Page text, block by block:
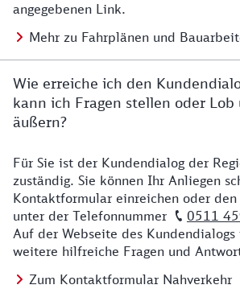
angegebenen Link.
Mehr zu Fahrplänen und
Wie erreiche ich den
kann ich Fragen stellen oder
äußern?
Details zu Kontakt
Für Sie ist der Kundendialog der
zuständig. Sie können Ihr Anliegen
Kontaktformular einreichen oder
unter der Telefonnummer
0511
Auf der Webseite des
weitere hilfreiche Fragen und
Zum Kontaktformular Nahverkehr